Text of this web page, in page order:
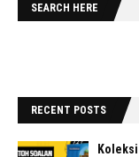
SEARCH HERE
RECENT POSTS